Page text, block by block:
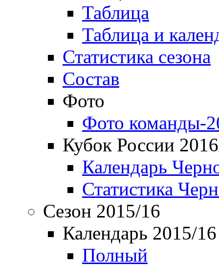
Таблица
Таблица и
Статистика сезона
Состав
Фото
Фото команды-
Кубок России
Календарь
Статистика
Сезон 2015/16
Календарь 2015/16
Полный